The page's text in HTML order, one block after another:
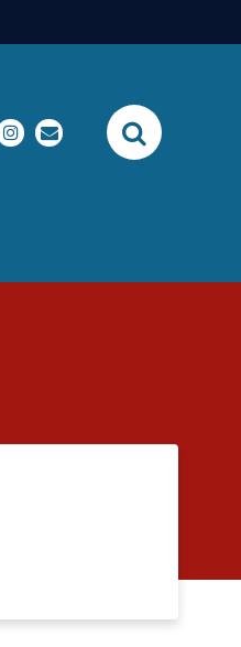
instagram
email SEARCH